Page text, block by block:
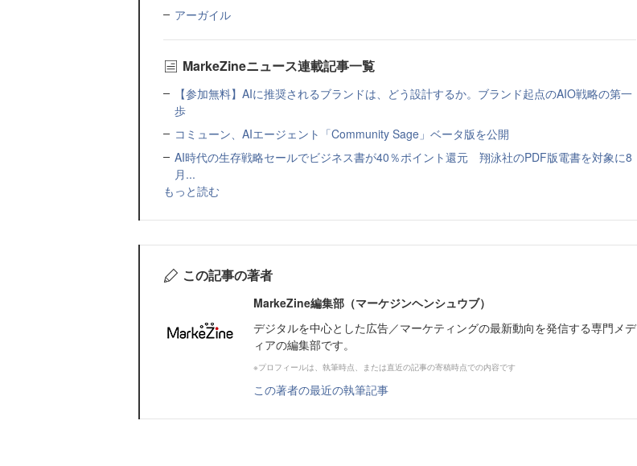
アーガイル
MarkeZineニュース連載記事一覧
【参加無料】AIに推奨されるブランドは、どう設計するか。ブランド起点のAIO戦略の第一
歩
コミューン、AIエージェント「Community Sage」ベータ版を公開
AI時代の生存戦略セールでビジネス書が40％ポイント還元 翔泳社のPDF版電書を対象に8
月...
もっと読む
この記事の著者
MarkeZine編集部（マーケジンヘンシュウブ）
デジタルを中心とした広告／マーケティングの最新動向を発信する専門メデ
ィアの編集部です。
※プロフィールは、執筆時点、または直近の記事の寄稿時点での内容です
この著者の最近の執筆記事